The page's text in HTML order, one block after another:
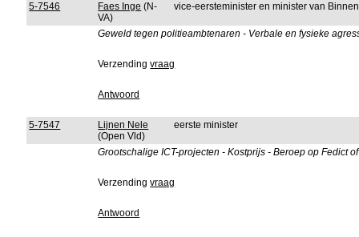
5-7546 Faes Inge (N-
VA)
vice-eersteminister en minister van
Geweld tegen politieambtenaren - Verbale en fysieke
Verzendingvraag
Antwoord
5-7547
Lijnen Nele
(Open Vld)
eerste minister
Grootschalige ICT-projecten - Kostprijs - Beroep op Fedict
Verzendingvraag
Antwoord